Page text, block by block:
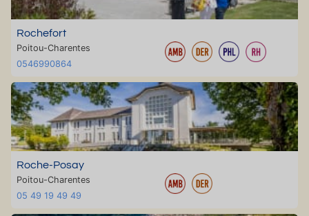
Rochefort
Poitou-Charentes
0546990864
Roche-Posay
Poitou-Charentes
05 49 19 49 49